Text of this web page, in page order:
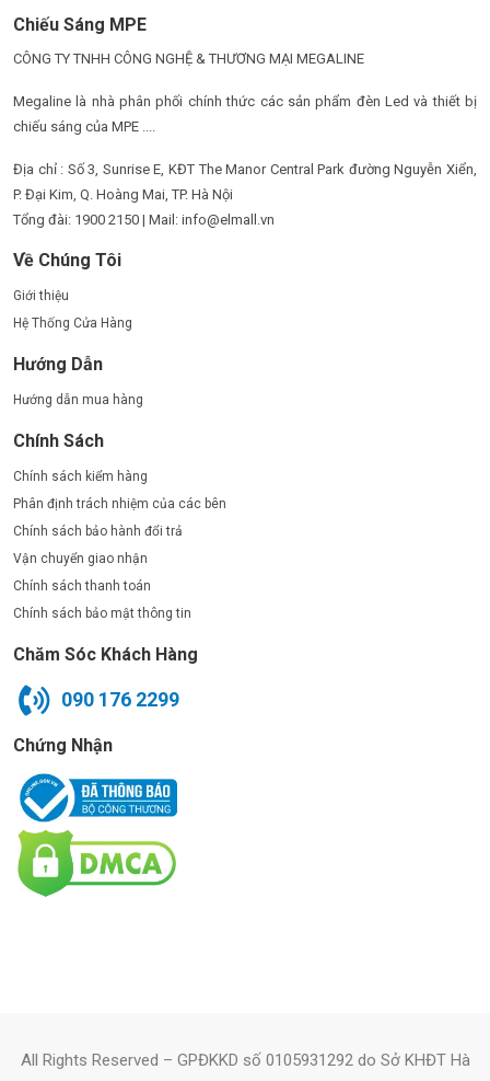
Chiếu Sáng MPE
CÔNG TY TNHH CÔNG NGHỆ & THƯƠNG MẠI MEGALINE
Megaline là nhà phân phối chính thức các sản phẩm đèn Led và thiết bị
chiếu sáng của MPE ....
Địa chỉ : Số 3, Sunrise E, KĐT The Manor Central Park đường Nguyễn Xiển,
P. Đại Kim, Q. Hoàng Mai, TP. Hà Nội
Tổng đài: 1900 2150 | Mail: info@elmall.vn
Về Chúng Tôi
Giới thiệu
Hệ Thống Cửa Hàng
Hướng Dẫn
Hướng dẫn mua hàng
Chính Sách
Chính sách kiểm hàng
Phân định trách nhiệm của các bên
Chính sách bảo hành đổi trả
Vận chuyển giao nhận
Chính sách thanh toán
Chính sách bảo mật thông tin
Chăm Sóc Khách Hàng
090 176 2299
Chứng Nhận
All Rights Reserved – GPĐKKD số 0105931292 do Sở KHĐT Hà